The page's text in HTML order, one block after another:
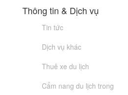
Thông tin & Dịch vụ
Tin tức
Dịch vụ khác
Thuê xe du lịch
Cẩm nang du lịch trong